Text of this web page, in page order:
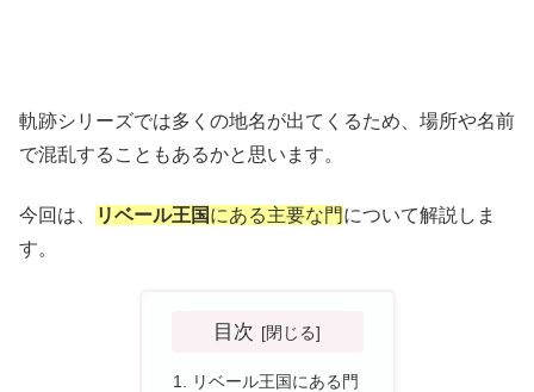
軌跡シリーズでは多くの地名が出てくるため、場所や名前
で混乱することもあるかと思います。
今回は、 リベール王国にある主要な門について解説しま
す。
目次
リベール王国にある門